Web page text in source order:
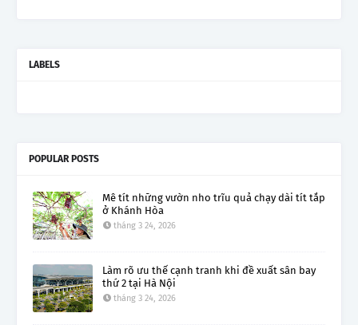
LABELS
POPULAR POSTS
Mê tít những vườn nho trĩu quả chạy dài tít tắp
ở Khánh Hòa
tháng 3 24, 2026
Làm rõ ưu thế cạnh tranh khi đề xuất sân bay
thứ 2 tại Hà Nội
tháng 3 24, 2026